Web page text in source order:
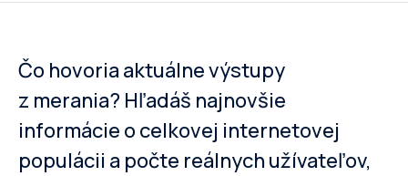
Čo hovoria aktuálne výstupy
z merania? Hľadáš najnovšie
informácie o celkovej internetovej
populácii a počte reálnych užívateľov,